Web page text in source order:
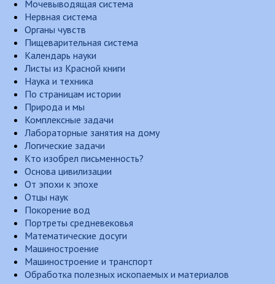
Мочевыводящая система
Нервная система
Органы чувств
Пищеварительная система
Календарь науки
Листы из Красной книги
Наука и техника
По страницам истории
Природа и мы
Комплексные задачи
Лабораторные занятия на дому
Логические задачи
Кто изобрел письменность?
Основа цивилизации
От эпохи к эпохе
Отцы наук
Покорение вод
Портреты средневековья
Математические досуги
Машиностроение
Машиностроение и транспорт
Обработка полезных ископаемых и материалов